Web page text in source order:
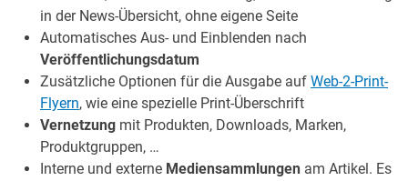
in der News-Übersicht, ohne eigene Seite
Automatisches Aus- und Einblenden nach
Veröffentlichungsdatum
Zusätzliche Optionen für die Ausgabe auf Web-2-Print-
Flyern, wie eine spezielle Print-Überschrift
Vernetzung mit Produkten, Downloads, Marken,
Produktgruppen, …
Interne und externe Mediensammlungen am Artikel. Es